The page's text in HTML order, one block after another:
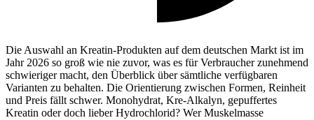
Die Auswahl an Kreatin-Produkten auf dem deutschen Markt ist im
Jahr 2026 so groß wie nie zuvor, was es für Verbraucher zunehmend
schwieriger macht, den Überblick über sämtliche verfügbaren
Varianten zu behalten. Die Orientierung zwischen Formen, Reinheit
und Preis fällt schwer. Monohydrat, Kre-Alkalyn, gepuffertes
Kreatin oder doch lieber Hydrochlorid? Wer Muskelmasse